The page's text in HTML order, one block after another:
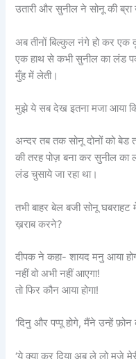
उतारी और सुनील ने सोनू की ब्रा
अब तीनों बिल्कुल नंगे हो कर एक
एक हाथ से कभी सुनील का लंड
मुँह में लेती।
मुझे ये सब देख इतना मजा आया
अन्दर तब तक सोनू दोनों को
की तरह पोज़ बना कर सुनील
लंड चुसाये जा रहा था।
तभी बाहर बेल बजी सोनू
ख़राब करने?
दीपक ने कहा- शायद मनु आया
नहीं वो अभी नहीं आएगा!
तो फिर कौन आया होगा!
‘दिनु और पप्पू होगे, मैंने उन्हें फ़ोन
‘ये क्या कर दिया अब ले लो मज़े